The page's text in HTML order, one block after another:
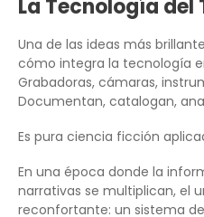
La Tecnología del
Una de las ideas más
cómo integra la tecnología
Grabadoras, cámaras,
Documentan, catalogan,
Es pura ciencia ficción
En una época donde la
narrativas se multiplican, el
reconfortante: un sistema